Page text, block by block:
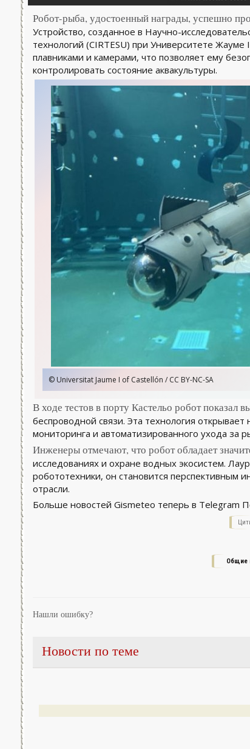
Робот-рыба, удостоенный награды, успешно
Устройство, созданное в Научно-
технологий (CIRTESU) при Университете
плавниками и камерами, что позволяет ему
контролировать состояние аквакультуры.
© Universitat Jaume I of Castellón / CC BY-NC-SA
В ходе тестов в порту Кастельо робот показал
беспроводной связи. Эта технология
мониторинга и автоматизированного ухода за
Инженеры отмечают, что робот обладает
исследованиях и охране водных экосистем.
робототехники, он становится перспективным
отрасли.
Больше новостей Gismeteo теперь в Telegram
Общие
Нашли ошибку?
Новости по теме